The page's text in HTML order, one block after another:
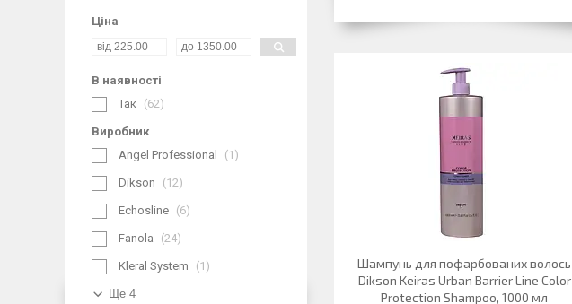
Шампунь для пофарбованих волось
Dikson Keiras Urban Barrier Line Color
Protection Shampoo, 1000 мл
Ціна
В наявності
Так
62
Виробник
Angel Professional
1
Dikson 12
Echosline 6
Fanola 24
Kleral System 1
Ще 4